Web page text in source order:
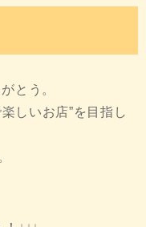
とう。
しいお店”を目指し